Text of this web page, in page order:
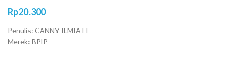
Rp20.300
Penulis: CANNY ILMIATI
Merek: BPIP